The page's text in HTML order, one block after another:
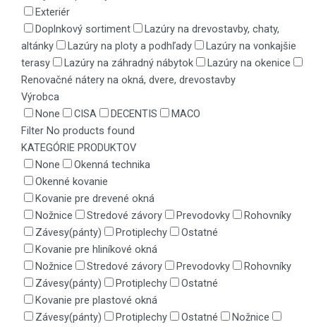
Exteriér
Doplnkový sortiment
Lazúry na drevostavby, chaty,
altánky
Lazúry na ploty a podhľady
Lazúry na vonkajšie
terasy
Lazúry na záhradný nábytok
Lazúry na okenice
Renovačné nátery na okná, dvere, drevostavby
Výrobca
None
CISA DECENTIS
MACO
FilterNo products found
KATEGÓRIE PRODUKTOV
None
Okenná technika
Okenné kovanie
Kovanie pre drevené okná
Nožnice
Stredové závory Prevodovky
Rohovníky
Závesy(pánty)
Protiplechy
Ostatné
Kovanie pre hliníkové okná
Nožnice
Stredové závory Prevodovky
Rohovníky
Závesy(pánty)
Protiplechy
Ostatné
Kovanie pre plastové okná
Závesy(pánty)
Protiplechy Ostatné Nožnice